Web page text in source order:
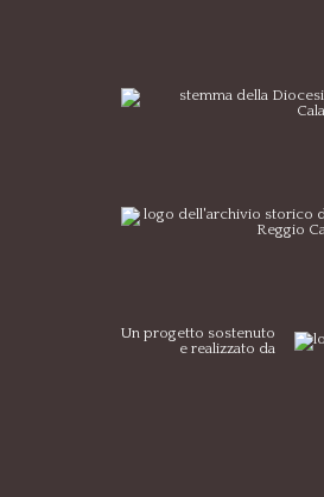
Un progetto sostenuto
e realizzato da